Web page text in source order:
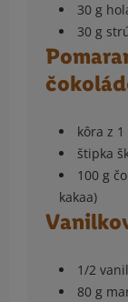
30 g
30 g
kôra z
štipka
100 g
kakaa)
1/2
80 g